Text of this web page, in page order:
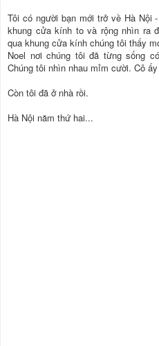
Tôi có người bạn mới trở về Hà Nội
khung cửa kính to và rộng nhìn ra
qua khung cửa kính chúng tôi thấy
Noel nơi chúng tôi đã từng sống
Chúng tôi nhìn nhau mỉm cười. Cô
Còn tôi đã ở nhà rồi.
Hà Nội năm thứ hai...